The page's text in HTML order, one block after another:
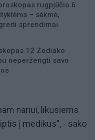
rugpjūčio 6
– sėkmė,
sprendimai
12 Zodiako
neperžengti savo
nariui, likusiems
į medikus", - sako